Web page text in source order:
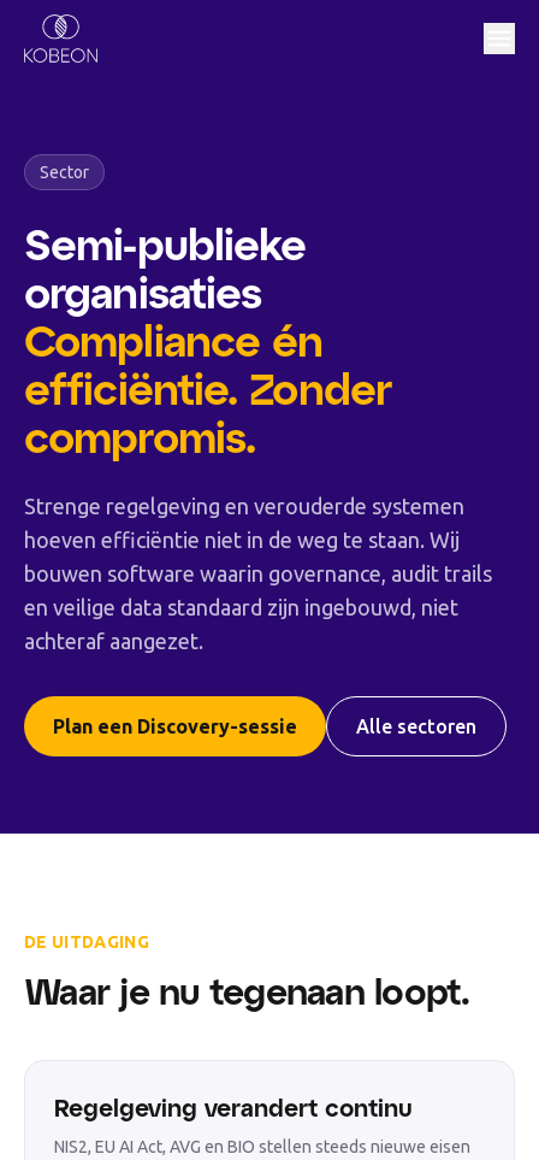
Sector
Semi-publieke
organisaties
Compliance én
efficiëntie. Zonder
compromis.
Strenge regelgeving en verouderde systemen
hoeven efficiëntie niet in de weg te staan. Wij
bouwen software waarin governance, audit trails
en veilige data standaard zijn ingebouwd, niet
achteraf aangezet.
Plan een Discovery-sessie Alle sectoren
DE UITDAGING
Waar je nu tegenaan loopt.
Regelgeving verandert continu
NIS2, EU AI Act, AVG en BIO stellen steeds nieuwe eisen